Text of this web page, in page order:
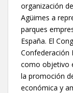
organización
Agüimes a
parques
España. El
Confederación
como objetivo
la promoción
económica y